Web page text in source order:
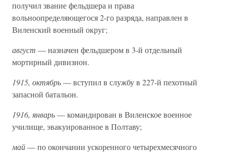
получил звание фельдшера и права
вольноопределяющегося 2-го разряда, направлен в
Виленский военный округ;
август — назначен фельдшером в 3-й отдельный
мортирный дивизион.
1915, октябрь— вступил в службу в 227-й пехотный
запасной батальон.
1916, январь— командирован в Виленское военное
училище, эвакуированное в Полтаву;
май— по окончании ускоренного четырехмесячного